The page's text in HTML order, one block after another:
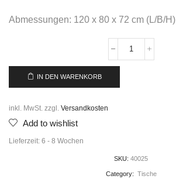
Abmessungen: 120 x 80 x 72 cm (L/B/H)
IN DEN WARENKORB
inkl. MwSt. zzgl. Versandkosten
Add to wishlist
Lieferzeit: 6 - 8 Wochen
SKU: 40025
Category: Tische